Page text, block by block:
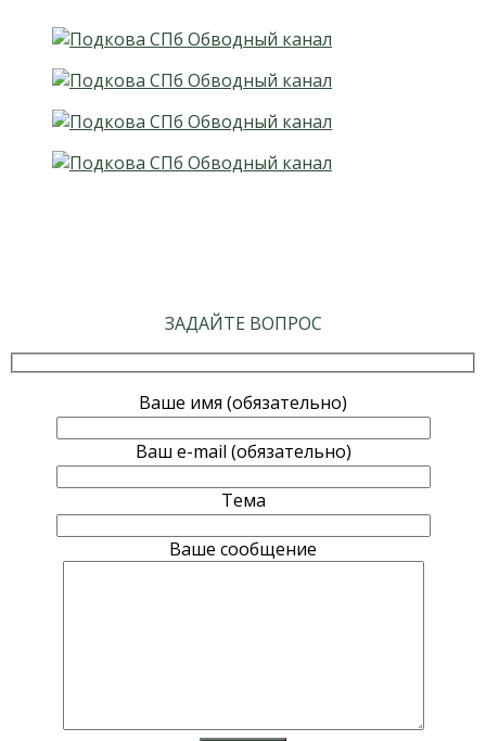
ЗАДАЙТЕ ВОПРОС
Ваше имя (обязательно)
Ваш e-mail (обязательно)
Тема
Ваше сообщение